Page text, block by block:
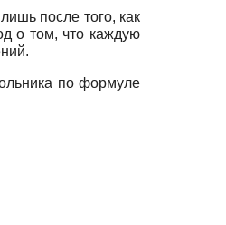
после того, как
о том, что каждую
по формуле